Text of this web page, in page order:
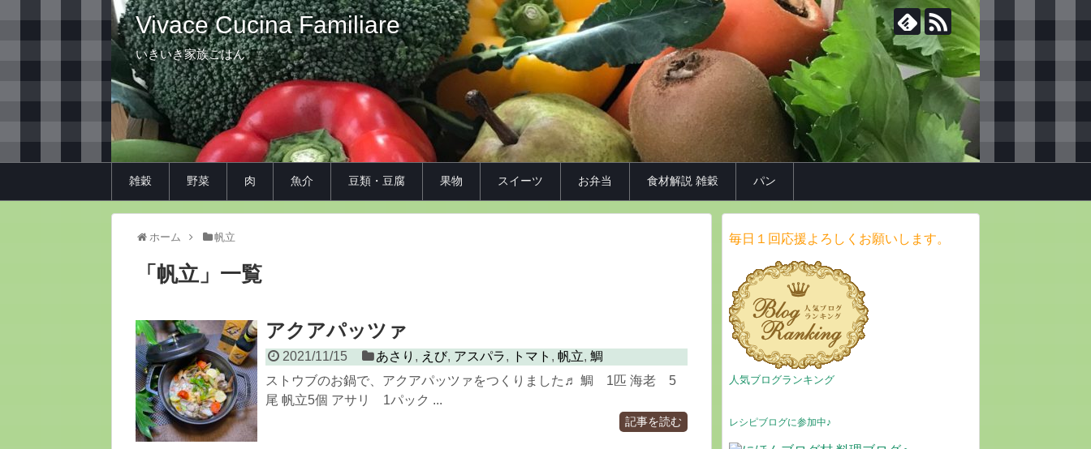
Vivace Cucina Familiare
いきいき家族ごはん
雑穀 野菜 肉 魚介 豆類・豆腐 果物 スイーツ お弁当 食材解説 雑穀 パン
ホーム 帆立
「 帆立 」 一覧
アクアパッツァ
2021/11/15 あさり , えび, アスパラ, トマト ,帆立,鯛
ストウブのお鍋で、アクアパッツァをつくりました♬ 鯛 1匹 海老 5
尾 帆立5個 アサリ 1パック ...
記事を読む
毎日１回応援よろしくお願いします。
人気ブログランキング
レシピブログに参加中♪